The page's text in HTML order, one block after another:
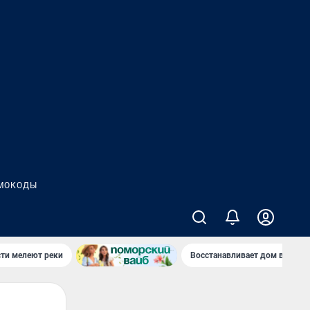
мелеют реки Восстанавливает дом в